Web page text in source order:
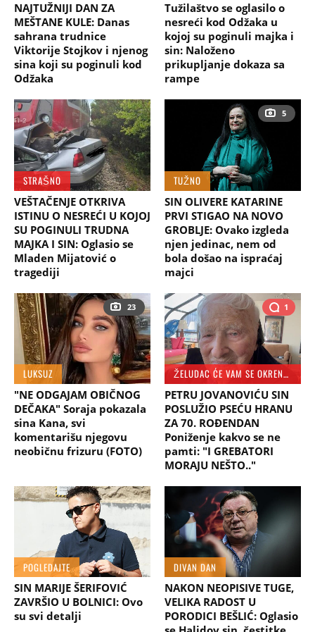
NAJTUŽNIJI DAN ZA
MEŠTANE KULE: Danas
sahrana trudnice
Viktorije Stojkov i njenog
sina koji su poginuli kod
Odžaka
Tužilaštvo se oglasilo o
nesreći kod Odžaka u
kojoj su poginuli majka i
sin: Naloženo
prikupljanje dokaza sa
rampe
STRAŠNO
VEŠTAČENJE OTKRIVA
ISTINU O NESREĆI U KOJOJ
SU POGINULI TRUDNA
MAJKA I SIN: Oglasio se
Mladen Mijatović o
tragediji
5
TUŽNO
SIN OLIVERE KATARINE
PRVI STIGAO NA NOVO
GROBLJE: Ovako izgleda
njen jedinac, nem od
bola došao na ispraćaj
majci
23
LUKSUZ
"NE ODGAJAM OBIČNOG
DEČAKA" Soraja pokazala
sina Kana, svi
komentarišu njegovu
neobičnu frizuru (FOTO)
1
ŽELUDAC ĆE VAM SE OKRENUTI
PETRU JOVANOVIĆU SIN
POSLUŽIO PSEĆU HRANU
ZA 70. ROĐENDAN
Poniženje kakvo se ne
pamti: "I GREBATORI
MORAJU NEŠTO.."
POGLEDAJTE
SIN MARIJE ŠERIFOVIĆ
ZAVRŠIO U BOLNICI: Ovo
su svi detalji
DIVAN DAN
NAKON NEOPISIVE TUGE,
VELIKA RADOST U
PORODICI BEŠLIĆ: Oglasio